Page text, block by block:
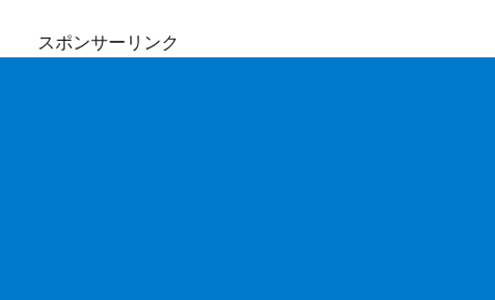
スポンサーリンク